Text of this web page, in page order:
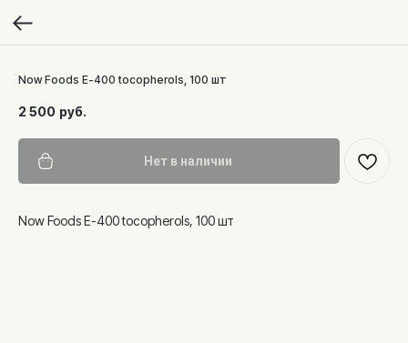
Now Foods E-400 tocopherols, 100 шт
2 500 руб.
Нет в наличии
Now Foods E-400 tocopherols, 100 шт